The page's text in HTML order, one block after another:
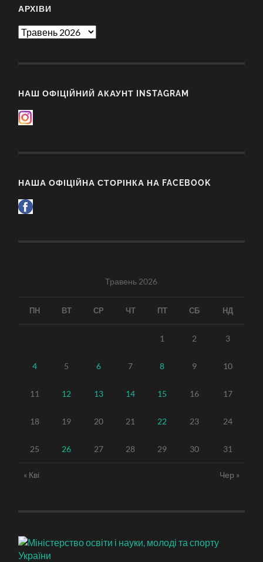
АРХІВИ
Архіви
НАШ ОФІЦІЙНИЙ АКАУНТ INSTAGRAM
НАША ОФІЦІЙНА СТОРІНКА НА FACEBOOK
Травень 2026
ПН ВТ СР ЧТ ПТ СБ НД
1 2 3
4 5 6 7 8 9 10
11 12 13 14 15 16 17
18 19 20 21 22 23 24
25 26 27 28 29 30 31
« Кві Чер »